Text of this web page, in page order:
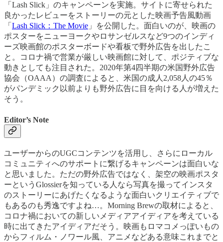
「Lash Slick」のキャンペーンを実施。サイトに寄せられた
良かったレビューをストーリーの元とした映画予告風動画
「 Lash Slick：The Movie 」を公開した。面白いのが、映画の
ポスターをニューヨークやロサンゼルスなど9つのインディ
ーズ映画館のポスターボードや看板で野外広告を出したこ
と。コロナ禍で営業が厳しい映画館に対して、ポジティブな
動きとしても注目された。2020年第4四半期の米国野外広告
協会（OAAA）の調査によると、米国の成人2,058人の45％
がパンデミック以前よりも野外広告に目を向ける人が増えた
そう。
Editor’s Note
ユーザーからのUGCコンテンツを活用し、さらにローカル
コミュニティへのサポートに繋げるキャンペーンは面白いな
と思いました。ただの野外広告ではなく、架空の映画ポスタ
ーというGlossierを知っている人なら写真を撮ってインスタ
のストーリーにあげたくなるような面白いクリエイティブで
もあるのも秀逸ですよね…。Morning Brewの取材によると、
コロナ禍においての新しいメディアアイディアを考えている
時に出てきたアイディアだそう。映画もロマコメっぽいもの
からフィルム・ノワール風、アニメなどある意味これまでと